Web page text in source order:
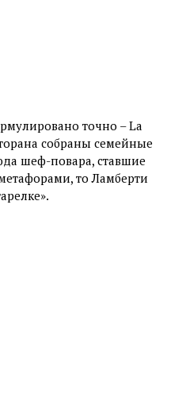
точно – La
собраны семейные
шеф-повара, ставшие
то Ламберти